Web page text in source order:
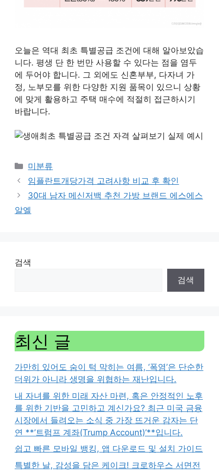
오늘은 역대 최초 특별공급 조건에 대해 알아보았습
니다. 평생 단 한 번만 사용할 수 있다는 점을 염두
에 두어야 합니다. 그 외에도 신혼부부, 다자녀 가
정, 노부모를 위한 다양한 지원 품목이 있으니 상황
에 맞게 활용하고 주택 매수에 적절히 접근하시기
바랍니다.
Categories
미분류
임플란트개당가격 고려사항 비교 후 확인
30대 남자 메신저백 추천 가방 브랜드 에스에스
알엘
검색
검색
최신 글
가만히 있어도 숨이 턱 막히는 여름, ‘폭염’은 단순한
더위가 아니라 생명을 위협하는 재난입니다.
내 자녀를 위한 미래 자산 마련, 혹은 안정적인 노후
를 위한 기반을 고민하고 계신가요? 최근 미국 금융
시장에서 들려오는 소식 중 가장 뜨거운 감자는 단
연 **’트럼프 계좌(Trump Account)’**입니다.
쉽고 빠른 모바일 뱅킹, 앱 다운로드 및 설치 가이드
특별한 날, 감성을 담은 케이크! 크로하우스 서면전